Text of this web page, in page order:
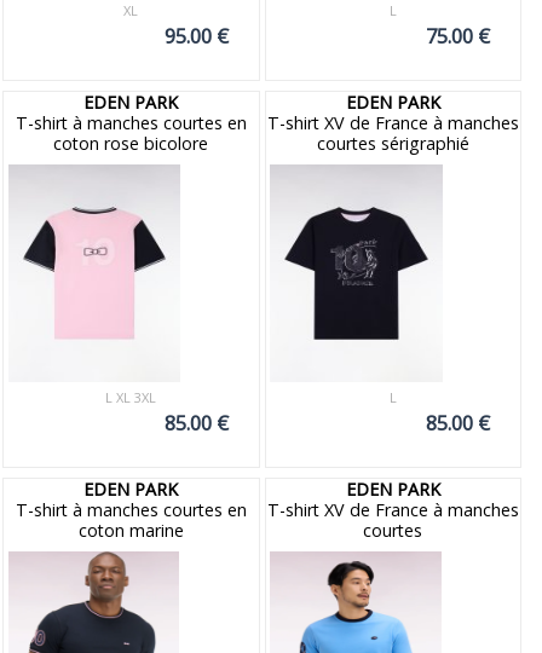
XL
95.00 €
L
75.00 €
EDEN PARK
T-shirt à manches courtes en
coton rose bicolore
L XL 3XL
85.00 €
EDEN PARK
T-shirt XV de France à manches
courtes sérigraphié
L
85.00 €
EDEN PARK
T-shirt à manches courtes en
coton marine
EDEN PARK
T-shirt XV de France à manches
courtes